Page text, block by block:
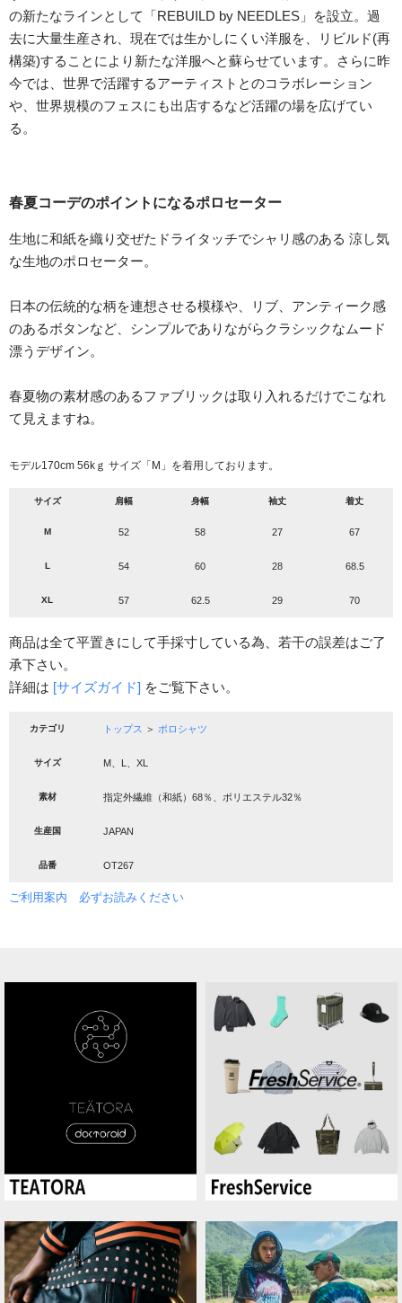
の新たなラインとして「REBUILD by NEEDLES」を設立。過
去に大量生産され、現在では生かしにくい洋服を、リビルド(再
構築)することにより新たな洋服へと蘇らせています。さらに昨
今では、世界で活躍するアーティストとのコラボレーション
や、世界規模のフェスにも出店するなど活躍の場を広げてい
る。
春夏コーデのポイントになるポロセーター
生地に和紙を織り交ぜたドライタッチでシャリ感のある 涼し気
な生地のポロセーター。
日本の伝統的な柄を連想させる模様や、リブ、アンティーク感
のあるボタンなど、シンプルでありながらクラシックなムード
漂うデザイン。
春夏物の素材感のあるファブリックは取り入れるだけでこなれ
て見えますね。
モデル170cm 56kｇ サイズ「M」を着用しております。
サイズ 肩幅 身幅 袖丈 着丈
M 52 58 27 67
L 54 60 28 68.5
XL 57 62.5 29 70
商品は全て平置きにして手採寸している為、若干の誤差はご了
承下さい。
詳細は [サイズガイド] をご覧下さい。
カテゴリ トップス ＞ ポロシャツ
サイズ M、L、XL
素材 指定外繊維（和紙）68％、ポリエステル32％
生産国 JAPAN
品番 OT267
ご利用案内 必ずお読みください